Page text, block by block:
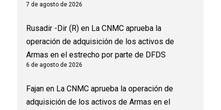
7 de agosto de 2026
Rusadir -Dir (R) en La CNMC aprueba la
operación de adquisición de los activos de
Armas en el estrecho por parte de DFDS
6 de agosto de 2026
Fajan en La CNMC aprueba la operación de
adquisición de los activos de Armas en el